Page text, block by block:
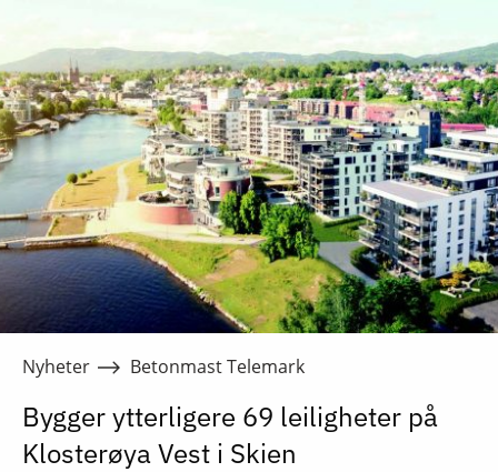
Nyheter Betonmast Telemark
Bygger ytterligere 69 leiligheter på
Klosterøya Vest i Skien